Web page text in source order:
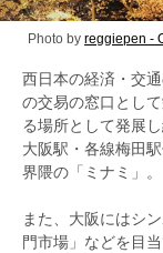
Photo by reggiepen -
西日本の経済・交
の交易の窓口とし
る場所として発展
大阪駅・各線梅田
界隈の「ミナミ」。
また、大阪にはシ
門市場」などを目